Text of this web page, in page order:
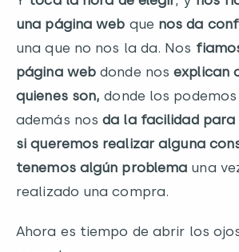
una página web que nos da
una que no nos la da. Nos
página web donde nosexplican
quienes son, donde los
además nosda la facilidad
si queremos realizar alguna
tenemos algún problema una
realizado una compra.
Ahora es tiempo de abrir los